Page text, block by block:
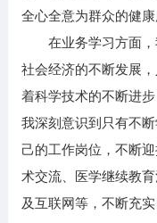
全心全意为群众的健康
在业务学习方面，
社会经济的不断发展
着科学技术的不断进
我深刻意识到只有不
己的工作岗位，不断
术交流、医学继续教
及互联网等，不断充